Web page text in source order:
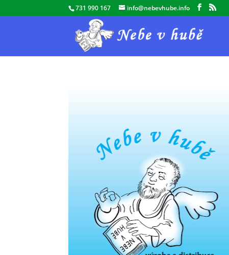
731 990 167 info@nebevhube.info